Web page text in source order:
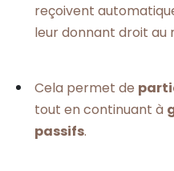
reçoivent
leur donnant droit au
Cela permet de
tout en continuant à
passifs.